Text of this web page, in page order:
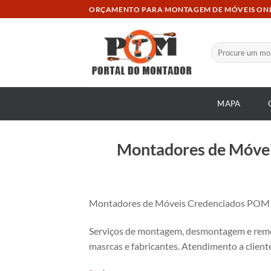
to
ORÇAMENTO PARA MONTAGEM DE MÓVEIS
Pesquisar
por:
MAPA
Montadores de
Montadores de Móveis Credenciados
Serviços de montagem, desmontagem e
masrcas e fabricantes. Atendimento a